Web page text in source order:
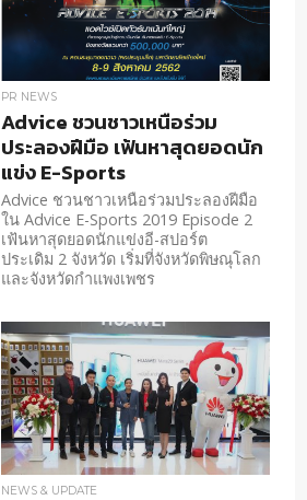
PR NEWS
Advice ชวนชาวเหนือร่วม
ประลองฝีมือ เฟ้นหาสุดยอดนัก
แข่ง E-Sports
Advice ชวนชาวเหนือร่วมประลองฝีมือ
ใน Advice E-Sports 2019 Episode 2
เฟ้นหาสุดยอดนักแข่งอี-สปอร์ต
ประเดิม 2 จังหวัด เริ่มที่จังหวัดพิษณุโลก
และจังหวัดกำแพงเพชร
NEWS & UPDATE